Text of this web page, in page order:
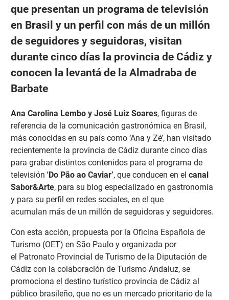
que presentan un programa de televisión
en Brasil y un perfil con más de un millón
de seguidores y seguidoras, visitan
durante cinco días la provincia de Cádiz y
conocen la levantá de la Almadraba de
Barbate
Ana Carolina Lembo y José Luiz Soares, figuras de
referencia de la comunicación gastronómica en Brasil,
más conocidas en su país como ‘Ana y Zé’, han visitado
recientemente la provincia de Cádiz durante cinco días
para grabar distintos contenidos para el programa de
televisión 'Do Pão ao Caviar’, que conducen en el canal
Sabor&Arte, para su blog especializado en gastronomía
y para su perfil en redes sociales, en el que
acumulan más de un millón de seguidoras y seguidores.
Con esta acción, propuesta por la Oficina Española de
Turismo (OET) en São Paulo y organizada por
el Patronato Provincial de Turismo de la Diputación de
Cádiz con la colaboración de Turismo Andaluz, se
promociona el destino turístico provincia de Cádiz al
público brasileño, que no es un mercado prioritario de la